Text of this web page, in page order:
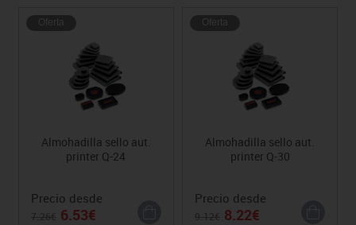
Oferta
Almohadilla sello aut.
printer Q-24
Precio desde
6.53€
Oferta
Almohadilla sello aut.
printer Q-30
Precio desde
8.22€